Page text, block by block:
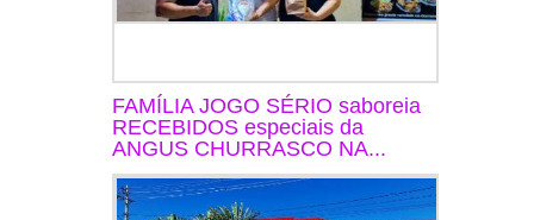
FAMÍLIA JOGO SÉRIO saboreia
RECEBIDOS especiais da
ANGUS CHURRASCO NA...